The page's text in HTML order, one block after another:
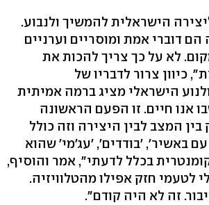
הישראלית להמשיך ולנבוע.
דוברי אמת ומוסריים וערניים
לא על כך צריך להכות את
כיוון צרור לדבריו של
הישראלי מציג ברמה אמיתית
אנו חיים. זו הפעם הראשונה
בין המצב לבין היצירה וזה כולל
באשיר', 'בודדים', 'עג'מי' שהוא
בכלל לדעתי", אמר והוסיף,
לטעמי חזק אפילו מהטלוויזיה.
זה לא היה קודם".